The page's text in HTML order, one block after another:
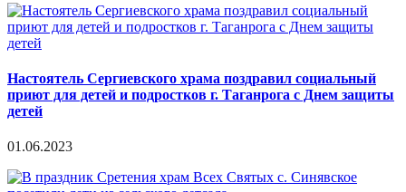
Настоятель Сергиевского храма поздравил социальный
приют для детей и подростков г. Таганрога с Днем защиты
детей
01.06.2023